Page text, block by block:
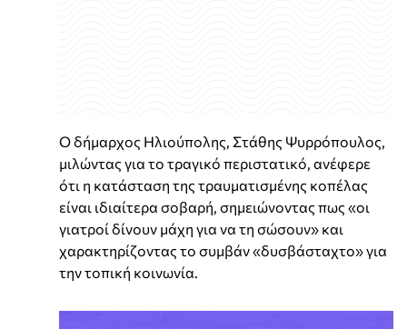
Ο δήμαρχος Ηλιούπολης, Στάθης Ψυρρόπουλος,
μιλώντας για το τραγικό περιστατικό, ανέφερε
ότι η κατάσταση της τραυματισμένης κοπέλας
είναι ιδιαίτερα σοβαρή, σημειώνοντας πως «οι
γιατροί δίνουν μάχη για να τη σώσουν» και
χαρακτηρίζοντας το συμβάν «δυσβάσταχτο» για
την τοπική κοινωνία.